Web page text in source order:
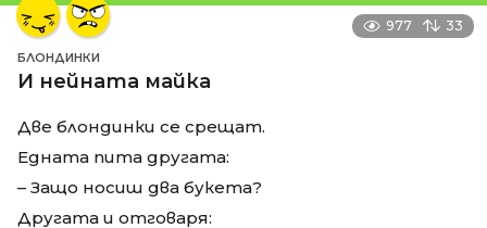
977 33
БЛОНДИНКИ
И нейната майка
Две блондинки се срещат.
Едната пита другата:
– Защо носиш два букета?
Другата и отговаря: